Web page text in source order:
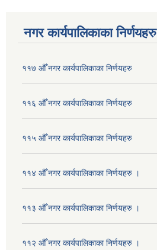
नगर कार्यपालिकाका निर्णयहरु
११७ औँ नगर कार्यपालिकाका निर्णयहरु
११६ औँ नगर कार्यपालिकाका निर्णयहरु
११५ औँ नगर कार्यपालिकाका निर्णयहरु
११४ औँ नगर कार्यपालिकाका निर्णयहरु ।
११३ औँ नगर कार्यपालिकाका निर्णयहरु ।
११२ औँ नगर कार्यपालिकाका निर्णयहरु ।